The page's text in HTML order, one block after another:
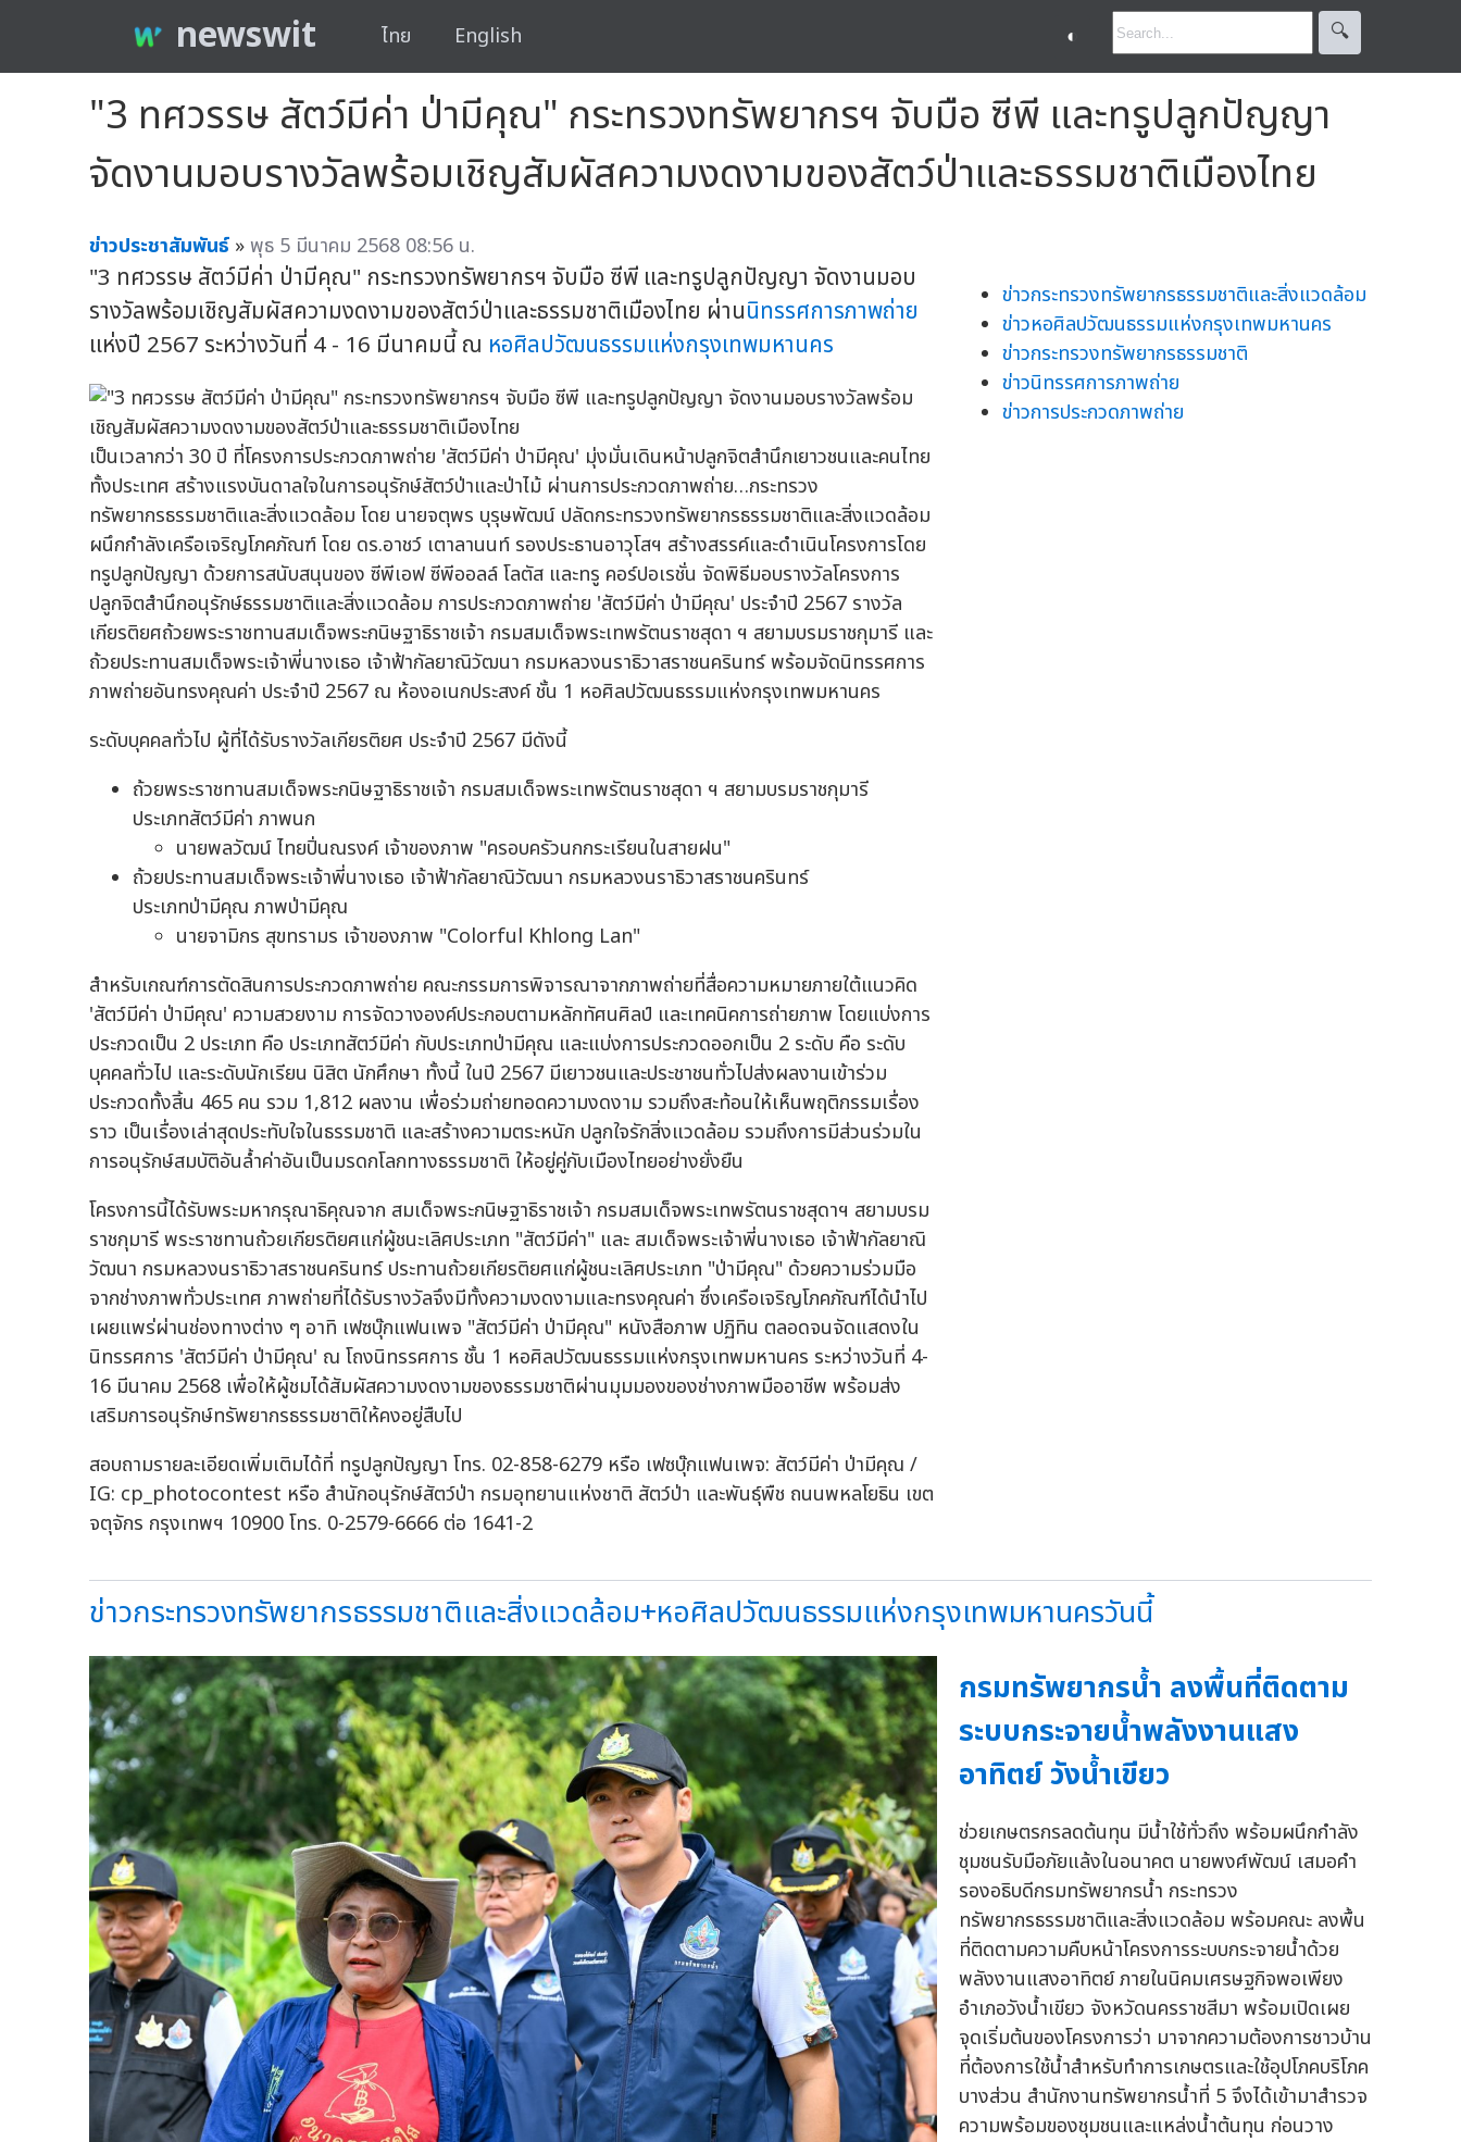
newswit ไทย English ◐ 🔍︎
"3 ทศวรรษ สัตว์มีค่า ป่ามีคุณ" กระทรวงทรัพยากรฯ จับมือ ซีพี และทรูปลูกปัญญา
จัดงานมอบรางวัลพร้อมเชิญสัมผัสความงดงามของสัตว์ป่าและธรรมชาติเมืองไทย
ข่าวประชาสัมพันธ์ »พุธ 5 มีนาคม 2568 08:56 น.
"3 ทศวรรษ สัตว์มีค่า ป่ามีคุณ" กระทรวงทรัพยากรฯ จับมือ ซีพี และทรูปลูกปัญญา จัดงานมอบ
รางวัลพร้อมเชิญสัมผัสความงดงามของสัตว์ป่าและธรรมชาติเมืองไทย ผ่านนิทรรศการภาพถ่าย
แห่งปี 2567 ระหว่างวันที่ 4 - 16 มีนาคมนี้ ณ หอศิลปวัฒนธรรมแห่งกรุงเทพมหานคร
เป็นเวลากว่า 30 ปี ที่โครงการประกวดภาพถ่าย 'สัตว์มีค่า ป่ามีคุณ' มุ่งมั่นเดินหน้าปลูกจิตสำนึกเยาวชนและคนไทย
ทั้งประเทศ สร้างแรงบันดาลใจในการอนุรักษ์สัตว์ป่าและป่าไม้ ผ่านการประกวดภาพถ่าย…กระทรวง
ทรัพยากรธรรมชาติและสิ่งแวดล้อม โดย นายจตุพร บุรุษพัฒน์ ปลัดกระทรวงทรัพยากรธรรมชาติและสิ่งแวดล้อม
ผนึกกำลังเครือเจริญโภคภัณฑ์ โดย ดร.อาชว์ เตาลานนท์ รองประธานอาวุโสฯ สร้างสรรค์และดำเนินโครงการโดย
ทรูปลูกปัญญา ด้วยการสนับสนุนของ ซีพีเอฟ ซีพีออลล์ โลตัส และทรู คอร์ปอเรชั่น จัดพิธีมอบรางวัลโครงการ
ปลูกจิตสำนึกอนุรักษ์ธรรมชาติและสิ่งแวดล้อม การประกวดภาพถ่าย 'สัตว์มีค่า ป่ามีคุณ' ประจำปี 2567 รางวัล
เกียรติยศถ้วยพระราชทานสมเด็จพระกนิษฐาธิราชเจ้า กรมสมเด็จพระเทพรัตนราชสุดา ฯ สยามบรมราชกุมารี และ
ถ้วยประทานสมเด็จพระเจ้าพี่นางเธอ เจ้าฟ้ากัลยาณิวัฒนา กรมหลวงนราธิวาสราชนครินทร์ พร้อมจัดนิทรรศการ
ภาพถ่ายอันทรงคุณค่า ประจำปี 2567 ณ ห้องอเนกประสงค์ ชั้น 1 หอศิลปวัฒนธรรมแห่งกรุงเทพมหานคร
ระดับบุคคลทั่วไป ผู้ที่ได้รับรางวัลเกียรติยศ ประจำปี 2567 มีดังนี้
ถ้วยพระราชทานสมเด็จพระกนิษฐาธิราชเจ้า กรมสมเด็จพระเทพรัตนราชสุดา ฯ สยามบรมราชกุมารี
ประเภทสัตว์มีค่า ภาพนก
นายพลวัฒน์ ไทยปิ่นณรงค์ เจ้าของภาพ "ครอบครัวนกกระเรียนในสายฝน"
ถ้วยประทานสมเด็จพระเจ้าพี่นางเธอ เจ้าฟ้ากัลยาณิวัฒนา กรมหลวงนราธิวาสราชนครินทร์
ประเภทป่ามีคุณ ภาพป่ามีคุณ
นายจามิกร สุขทรามร เจ้าของภาพ "Colorful Khlong Lan"
สำหรับเกณฑ์การตัดสินการประกวดภาพถ่าย คณะกรรมการพิจารณาจากภาพถ่ายที่สื่อความหมายภายใต้แนวคิด
'สัตว์มีค่า ป่ามีคุณ' ความสวยงาม การจัดวางองค์ประกอบตามหลักทัศนศิลป์ และเทคนิคการถ่ายภาพ โดยแบ่งการ
ประกวดเป็น 2 ประเภท คือ ประเภทสัตว์มีค่า กับประเภทป่ามีคุณ และแบ่งการประกวดออกเป็น 2 ระดับ คือ ระดับ
บุคคลทั่วไป และระดับนักเรียน นิสิต นักศึกษา ทั้งนี้ ในปี 2567 มีเยาวชนและประชาชนทั่วไปส่งผลงานเข้าร่วม
ประกวดทั้งสิ้น 465 คน รวม 1,812 ผลงาน เพื่อร่วมถ่ายทอดความงดงาม รวมถึงสะท้อนให้เห็นพฤติกรรมเรื่อง
ราว เป็นเรื่องเล่าสุดประทับใจในธรรมชาติ และสร้างความตระหนัก ปลูกใจรักสิ่งแวดล้อม รวมถึงการมีส่วนร่วมใน
การอนุรักษ์สมบัติอันล้ำค่าอันเป็นมรดกโลกทางธรรมชาติ ให้อยู่คู่กับเมืองไทยอย่างยั่งยืน
โครงการนี้ได้รับพระมหากรุณาธิคุณจาก สมเด็จพระกนิษฐาธิราชเจ้า กรมสมเด็จพระเทพรัตนราชสุดาฯ สยามบรม
ราชกุมารี พระราชทานถ้วยเกียรติยศแก่ผู้ชนะเลิศประเภท "สัตว์มีค่า" และ สมเด็จพระเจ้าพี่นางเธอ เจ้าฟ้ากัลยาณิ
วัฒนา กรมหลวงนราธิวาสราชนครินทร์ ประทานถ้วยเกียรติยศแก่ผู้ชนะเลิศประเภท "ป่ามีคุณ" ด้วยความร่วมมือ
จากช่างภาพทั่วประเทศ ภาพถ่ายที่ได้รับรางวัลจึงมีทั้งความงดงามและทรงคุณค่า ซึ่งเครือเจริญโภคภัณฑ์ได้นำไป
เผยแพร่ผ่านช่องทางต่าง ๆ อาทิ เฟซบุ๊กแฟนเพจ "สัตว์มีค่า ป่ามีคุณ" หนังสือภาพ ปฏิทิน ตลอดจนจัดแสดงใน
นิทรรศการ 'สัตว์มีค่า ป่ามีคุณ' ณ โถงนิทรรศการ ชั้น 1 หอศิลปวัฒนธรรมแห่งกรุงเทพมหานคร ระหว่างวันที่ 4-
16 มีนาคม 2568 เพื่อให้ผู้ชมได้สัมผัสความงดงามของธรรมชาติผ่านมุมมองของช่างภาพมืออาชีพ พร้อมส่ง
เสริมการอนุรักษ์ทรัพยากรธรรมชาติให้คงอยู่สืบไป
สอบถามรายละเอียดเพิ่มเติมได้ที่ ทรูปลูกปัญญา โทร. 02-858-6279 หรือ เฟซบุ๊กแฟนเพจ: สัตว์มีค่า ป่ามีคุณ /
IG: cp_photocontest หรือ สำนักอนุรักษ์สัตว์ป่า กรมอุทยานแห่งชาติ สัตว์ป่า และพันธุ์พืช ถนนพหลโยธิน เขต
จตุจักร กรุงเทพฯ 10900 โทร. 0-2579-6666 ต่อ 1641-2
ข่าวกระทรวงทรัพยากรธรรมชาติและสิ่งแวดล้อม
ข่าวหอศิลปวัฒนธรรมแห่งกรุงเทพมหานคร
ข่าวกระทรวงทรัพยากรธรรมชาติ
ข่าวนิทรรศการภาพถ่าย
ข่าวการประกวดภาพถ่าย
ข่าวกระทรวงทรัพยากรธรรมชาติและสิ่งแวดล้อม+หอศิลปวัฒนธรรมแห่งกรุงเทพมหานครวันนี้
กรมทรัพยากรน้ำ ลงพื้นที่ติดตาม
ระบบกระจายน้ำพลังงานแสง
อาทิตย์ วังน้ำเขียว
ช่วยเกษตรกรลดต้นทุน มีน้ำใช้ทั่วถึง พร้อมผนึกกำลัง
ชุมชนรับมือภัยแล้งในอนาคต นายพงศ์พัฒน์ เสมอคำ
รองอธิบดีกรมทรัพยากรน้ำ กระทรวง
ทรัพยากรธรรมชาติและสิ่งแวดล้อม พร้อมคณะ ลงพื้น
ที่ติดตามความคืบหน้าโครงการระบบกระจายน้ำด้วย
พลังงานแสงอาทิตย์ ภายในนิคมเศรษฐกิจพอเพียง
อำเภอวังน้ำเขียว จังหวัดนครราชสีมา พร้อมเปิดเผย
จุดเริ่มต้นของโครงการว่า มาจากความต้องการชาวบ้าน
ที่ต้องการใช้น้ำสำหรับทำการเกษตรและใช้อุปโภคบริโภค
บางส่วน สำนักงานทรัพยากรน้ำที่ 5 จึงได้เข้ามาสำรวจ
ความพร้อมของชุมชนและแหล่งน้ำต้นทุน ก่อนวาง